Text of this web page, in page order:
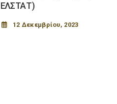
ΕΛΣΤΑΤ)
12 Δεκεμβρίου, 2023